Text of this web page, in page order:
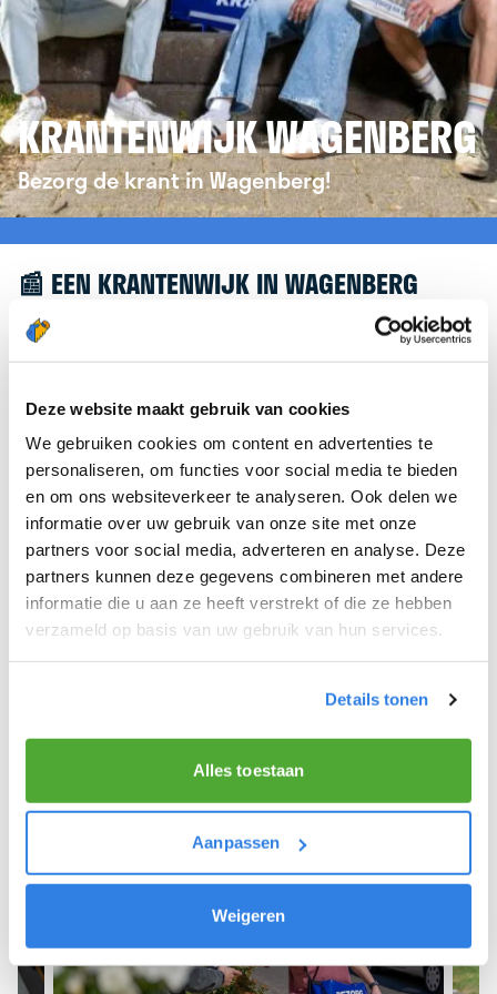
Deze website maakt gebruik van cookies
We gebruiken cookies om content en advertenties te
personaliseren, om functies voor social media te bieden
en om ons websiteverkeer te analyseren. Ook delen we
informatie over uw gebruik van onze site met onze
partners voor social media, adverteren en analyse. Deze
partners kunnen deze gegevens combineren met andere
informatie die u aan ze heeft verstrekt of die ze hebben
verzameld op basis van uw gebruik van hun services.
Details tonen
Alles toestaan
Aanpassen
Weigeren
KRANTENWIJK WAGENBERG
Bezorg de krant in Wagenberg!
📰 EEN KRANTENWIJK IN WAGENBERG
Leuk dat je geïnteresseerd bent in een
krantenwijk in Wagenberg! Om je verder te helpen,
krantenbezorgen.nl. Daar kun je je eenvoudig
aanmelden om de krant te bezorgen in
Wagenberg.
We hopen dat je snel aan de slag kunt en wensen
je veel succes! 🚴‍♂️💨